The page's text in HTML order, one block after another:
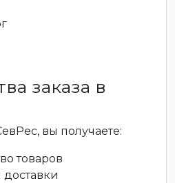
заказа в
вы получаете:
товаров
доставки